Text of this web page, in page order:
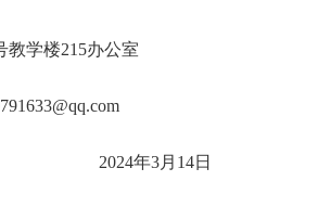
教学楼215办公室
2024年3月14日